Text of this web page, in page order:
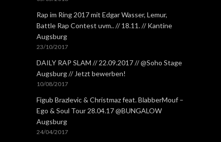
Rap im Ring 2017 mit Edgar Wasser, Lemur,
Battle Rap Contest uvm.. // 18.11. // Kantine
Augsburg
23/10/2017
DAILY RAP SLAM // 22.09.2017 // @Soho Stage
Augsburg // Jetzt bewerben!
10/08/2017
Figub Brazlevic & Christmaz feat. BlabberMouf –
Ego & Soul Tour 28.04.17 @BUNGALOW
Augsburg
24/04/2017